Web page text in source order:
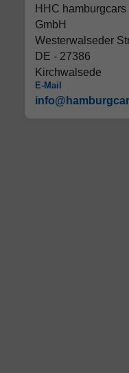
HHC hamburgcars
GmbH
Westerwalseder
DE - 27386
Kirchwalsede
E-Mail